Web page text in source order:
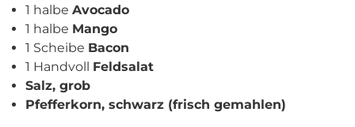
1 halbe Avocado
1 halbe Mango
1 Scheibe Bacon
1 Handvoll Feldsalat
Salz, grob
Pfefferkorn, schwarz (frisch gemahlen)